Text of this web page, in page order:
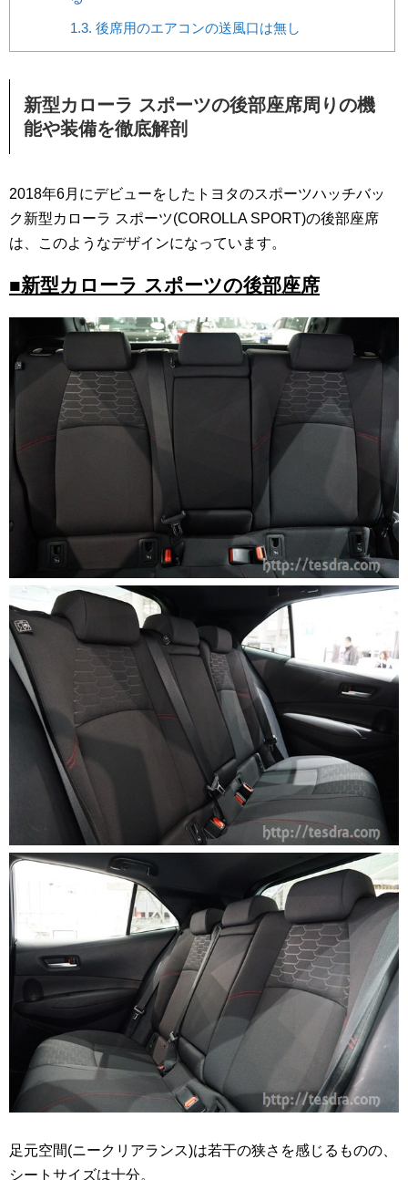
1.3. 後席用のエアコンの送風口は無し
新型カローラ スポーツの後部座席周りの機
能や装備を徹底解剖
2018年6月にデビューをしたトヨタのスポーツハッチバッ
ク新型カローラ スポーツ(COROLLA SPORT)の後部座席
は、このようなデザインになっています。
■新型カローラ スポーツの後部座席
足元空間(ニークリアランス)は若干の狭さを感じるものの、
シートサイズは十分。